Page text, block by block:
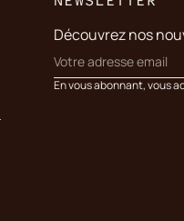
Découvrez nos
En vous abonnant, vous